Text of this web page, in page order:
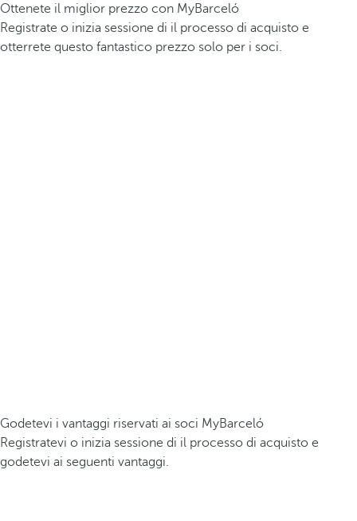
Ottenete il miglior prezzo con MyBarceló
Registrate o inizia sessione di il processo di acquisto e
otterrete questo fantastico prezzo solo per i soci.
Godetevi i vantaggi riservati ai soci MyBarceló
Registratevi o inizia sessione di il processo di acquisto e
godetevi ai seguenti vantaggi.